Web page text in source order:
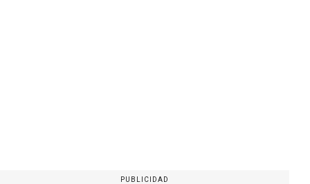
PUBLICIDAD